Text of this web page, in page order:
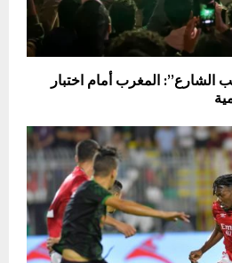
المغرب أمام اختبار